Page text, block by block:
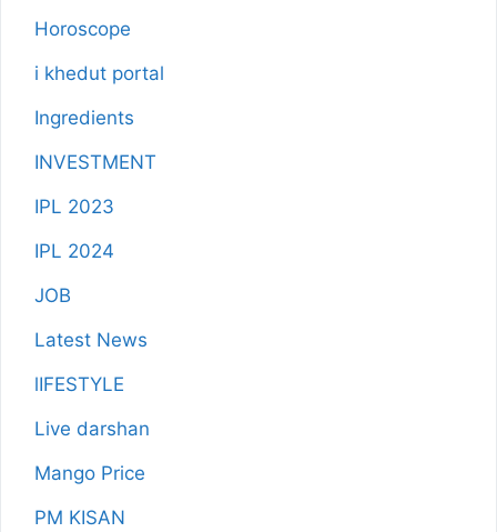
Horoscope
i khedut portal
Ingredients
INVESTMENT
IPL 2023
IPL 2024
JOB
Latest News
lIFESTYLE
Live darshan
Mango Price
PM KISAN